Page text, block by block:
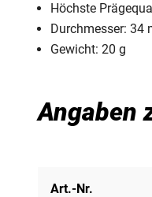
Höchste
Durchmesser: 34
Gewicht: 20 g
Angaben
Art.-Nr.